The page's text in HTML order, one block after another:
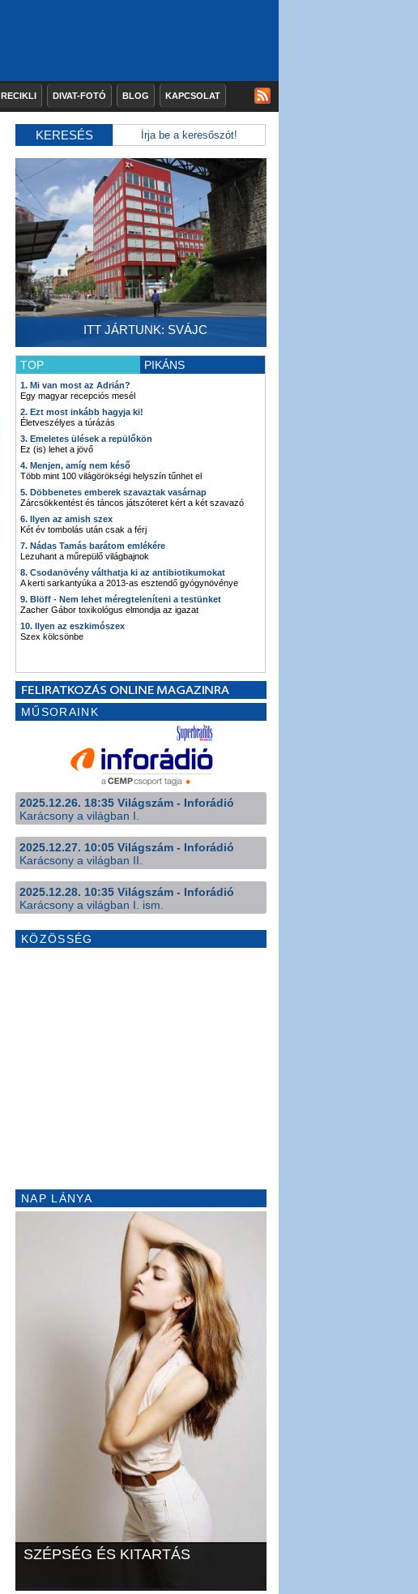
RECIKLI DIVAT-FOTÓ BLOG KAPCSOLAT
KERESÉS
ITT JÁRTUNK: SVÁJC
TOP PIKÁNS
1. Mi van most az Adrián?
Egy magyar recepciós mesél
2. Ezt most inkább hagyja ki!
Életveszélyes a túrázás
3. Emeletes ülések a repülőkön
Ez (is) lehet a jövő
4. Menjen, amíg nem késő
Több mint 100 világörökségi helyszín tűnhet el
5. Döbbenetes emberek szavaztak vasárnap
Zárcsökkentést és táncos játszóteret kért a két szavazó
6. Ilyen az amish szex
Két év tombolás után csak a férj
7. Nádas Tamás barátom emlékére
Lezuhant a műrepülő világbajnok
8. Csodanövény válthatja ki az antibiotikumokat
A kerti sarkantyúka a 2013-as esztendő gyógynövénye
9. Blöff - Nem lehet méregteleníteni a testünket
Zacher Gábor toxikológus elmondja az igazat
10. Ilyen az eszkimószex
Szex kölcsönbe
MŰSORAINK
2025.12.26. 18:35 Világszám - Inforádió
Karácsony a világban I.
2025.12.27. 10:05 Világszám - Inforádió
Karácsony a világban II.
2025.12.28. 10:35 Világszám - Inforádió
Karácsony a világban I. ism.
KÖZÖSSÉG
NAP LÁNYA
SZÉPSÉG ÉS KITARTÁS